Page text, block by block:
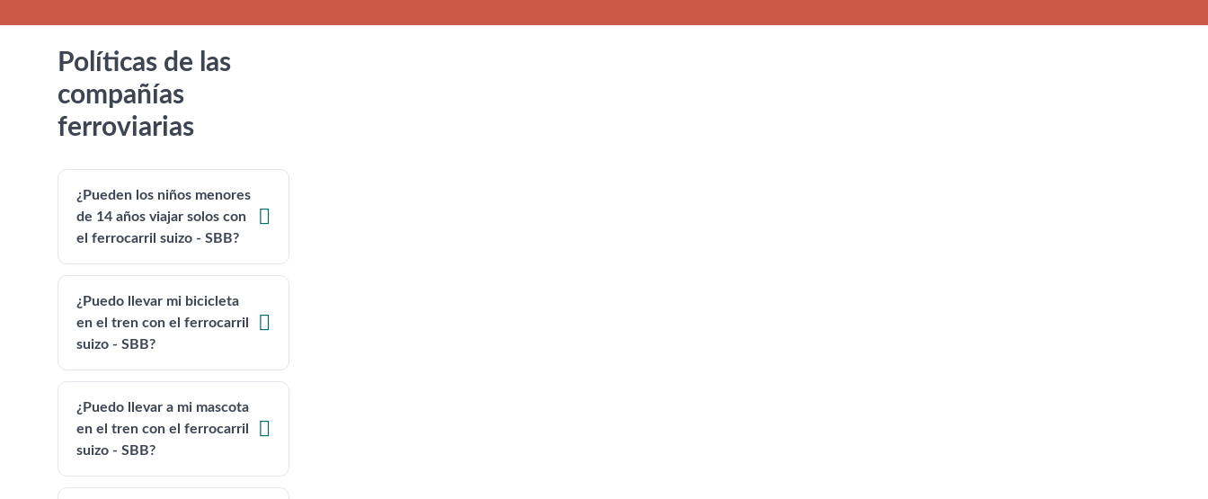
Políticas de las
compañías
ferroviarias
¿Pueden los niños menores
de 14 años viajar solos con
el ferrocarril suizo - SBB?

¿Puedo llevar mi bicicleta
en el tren con el ferrocarril
suizo - SBB?

¿Puedo llevar a mi mascota
en el tren con el ferrocarril
suizo - SBB?
